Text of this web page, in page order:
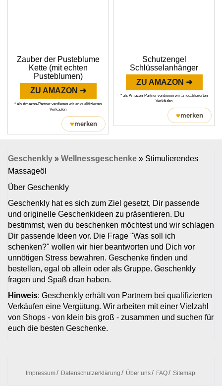
Zauber der Pusteblume
Kette (mit echten
Pusteblumen)
ZU AMAZON ➜
* als Amazon-Partner verdienen wir an qualifizierten
Verkäufen
♥merken
Schutzengel
Schlüsselanhänger
ZU AMAZON ➜
* als Amazon-Partner verdienen wir an qualifizierten
Verkäufen
♥merken
Geschenkly » Wellnessgeschenke » Stimulierendes
Massageöl
Über Geschenkly
Geschenkly hat es sich zum Ziel gesetzt, Dir passende
und originelle Geschenkideen zu präsentieren. Du
bestimmst, wen du beschenken möchtest und wir schlagen
Dir passende Ideen vor. Die Frage "Was soll ich
schenken?" wollen wir hier beantworten und Dich vor
unnötigen Stress bewahren. Geschenke finden und
bestellen, egal ob allein oder als Gruppe. Geschenkly
fragen und Spaß dran haben.
Hinweis: Geschenkly erhält von Partnern bei qualifizierten
Verkäufen eine Vergütung. Wir arbeiten mit einer Vielzahl
von Shops - von klein bis groß - zusammen und suchen für
euch die besten Geschenke.
Impressum Datenschutzerklärung Über uns FAQ Sitemap